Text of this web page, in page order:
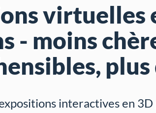
virtuelles
- moins
interactives en